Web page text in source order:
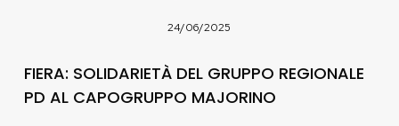
24/06/2025
FIERA: SOLIDARIETÀ DEL GRUPPO REGIONALE
PD AL CAPOGRUPPO MAJORINO